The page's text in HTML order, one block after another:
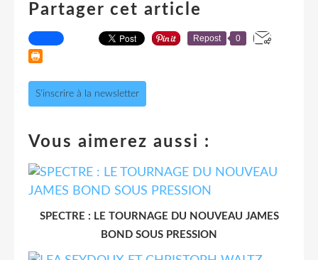
Partager cet article
Repost 0
S'inscrire à la newsletter
Vous aimerez aussi :
SPECTRE : LE TOURNAGE DU NOUVEAU JAMES
BOND SOUS PRESSION